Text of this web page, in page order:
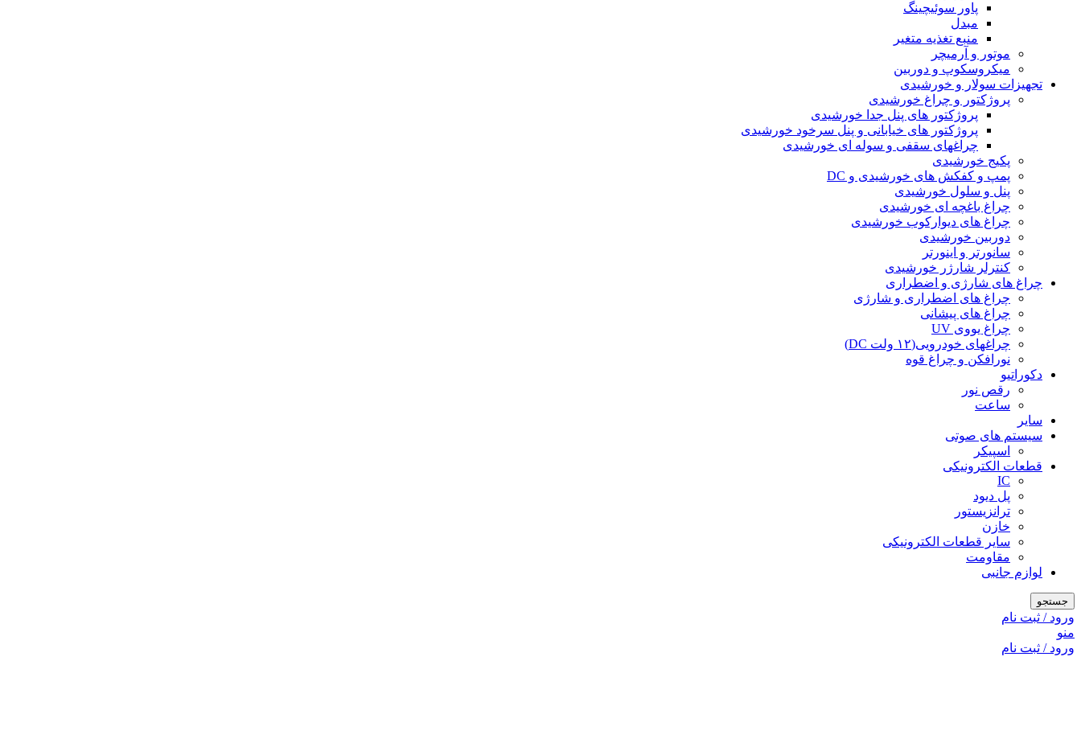
پاور سوئیچینگ
مبدل
منبع تغذیه متغیر
موتور و آرمیچر
میکروسکوپ و دوربین
تجهیزات سولار و خورشیدی
پروژکتور و چراغ خورشیدی
پروژکتور های پنل جدا خورشیدی
پروژکتور های خیابانی و پنل سرخود خورشیدی
چراغهای سقفی و سوله ای خورشیدی
پکیج خورشیدی
پمپ و کفکش های خورشیدی و DC
پنل و سلول خورشیدی
چراغ باغچه ای خورشیدی
چراغ های دیوارکوب خورشیدی
دوربین خورشیدی
سانورتر و اینورتر
کنترلر شارژر خورشیدی
چراغ های شارژی و اضطراری
چراغ های اضطراری و شارژی
چراغ های پیشانی
چراغ یووی UV
چراغهای خودرویی(۱۲ ولت DC)
نورافکن و چراغ قوه
دکوراتیو
رقص نور
ساعت
سایر
سیستم های صوتی
اسپیکر
قطعات الکترونیکی
IC
پل دیود
ترانزیستور
خازن
سایر قطعات الکترونیکی
مقاومت
لوازم جانبی
جستجو
ورود / ثبت نام
منو
ورود / ثبت نام